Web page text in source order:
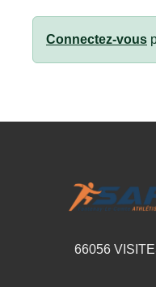
Connectez-vous
66056